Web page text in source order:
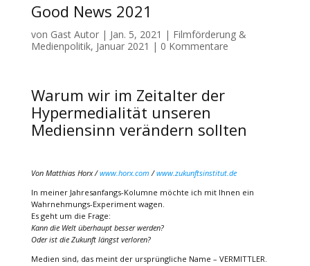
Good News 2021
von Gast Autor| Jan. 5, 2021 | Filmförderung &
Medienpolitik, Januar 2021 | 0 Kommentare
Warum wir im Zeitalter der
Hypermedialität unseren
Mediensinn verändern sollten
Von Matthias Horx /www.horx.com /www.zukunftsinstitut.de
In meiner Jahresanfangs-Kolumne möchte ich mit Ihnen ein
Wahrnehmungs-Experiment wagen.
Es geht um die Frage:
Kann die Welt überhaupt besser werden?
Oder ist die Zukunft längst verloren?
Medien sind, das meint der ursprüngliche Name – VERMITTLER.